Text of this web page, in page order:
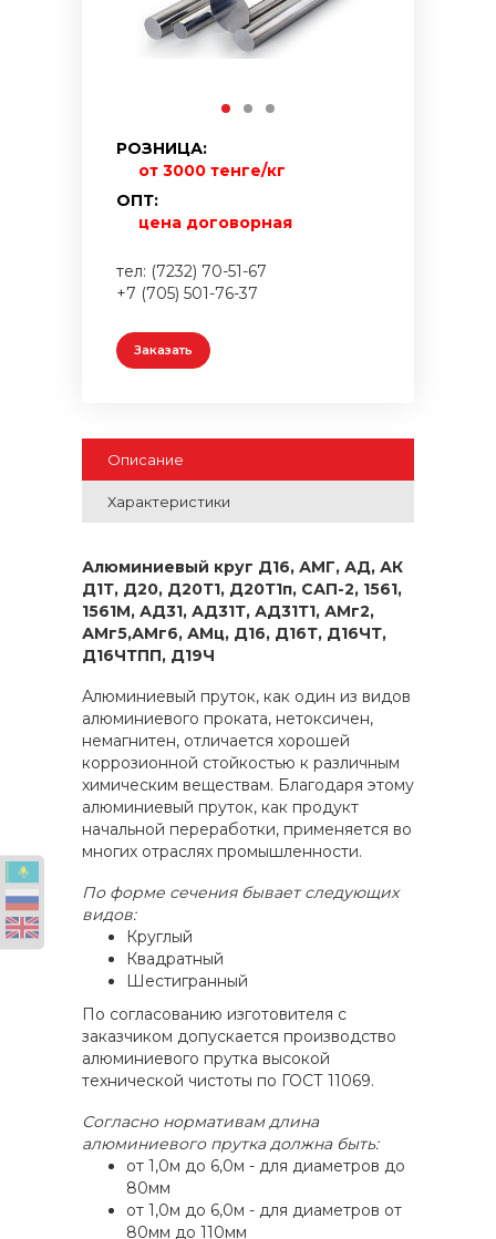
РОЗНИЦА:
от 3000 тенге/кг
ОПТ:
цена договорная
тел: (7232) 70-51-67
+7 (705) 501-76-37
Заказать
Описание
Характеристики
Алюминиевый круг Д16, АМГ, АД, АК
Д1Т, Д20, Д20Т1, Д20Т1п, САП-2, 1561,
1561М, АД31, АД31Т, АД31Т1, АМг2,
АМг5,АМг6, АМц, Д16, Д16Т, Д16ЧТ,
Д16ЧТПП, Д19Ч
Алюминиевый пруток, как один из видов
алюминиевого проката, нетоксичен,
немагнитен, отличается хорошей
коррозионной стойкостью к различным
химическим веществам. Благодаря этому
алюминиевый пруток, как продукт
начальной переработки, применяется во
многих отраслях промышленности.
По форме сечения бывает следующих
видов:
Круглый
Квадратный
Шестигранный
По согласованию изготовителя с
заказчиком допускается производство
алюминиевого прутка высокой
технической чистоты по ГОСТ 11069.
Согласно нормативам длина
алюминиевого прутка должна быть:
от 1,0м до 6,0м - для диаметров до
80мм
от 1,0м до 6,0м - для диаметров от
80мм до 110мм